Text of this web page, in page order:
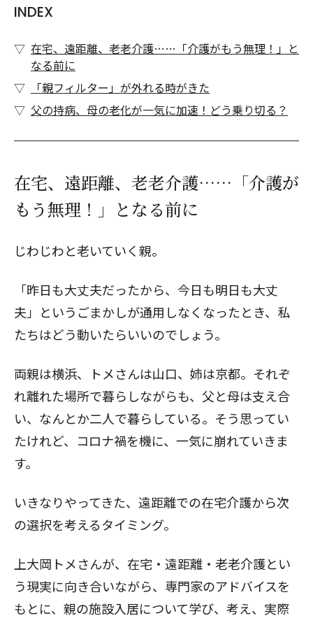
INDEX
在宅、遠距離、老老介護……「介護がもう無理！」と
なる前に
「親フィルター」が外れる時がきた
父の持病、母の老化が一気に加速！どう乗り切る？
在宅、遠距離、老老介護……「介護が
もう無理！」となる前に
じわじわと老いていく親。
「昨日も大丈夫だったから、今日も明日も大丈
夫」というごまかしが通用しなくなったとき、私
たちはどう動いたらいいのでしょう。
両親は横浜、トメさんは山口、姉は京都。それぞ
れ離れた場所で暮らしながらも、父と母は支え合
い、なんとか二人で暮らしている。そう思ってい
たけれど、コロナ禍を機に、一気に崩れていきま
す。
いきなりやってきた、遠距離での在宅介護から次
の選択を考えるタイミング。
上大岡トメさんが、在宅・遠距離・老老介護とい
う現実に向き合いながら、専門家のアドバイスを
もとに、親の施設入居について学び、考え、実際